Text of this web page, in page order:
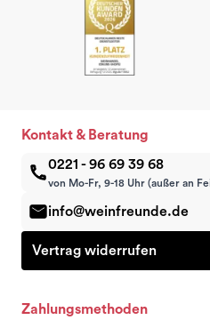
Kontakt & Beratung
0221 - 96 69 39 68
von Mo-Fr, 9-18 Uhr (außer an
info@weinfreunde.de
Vertrag widerrufen
Zahlungsmethoden